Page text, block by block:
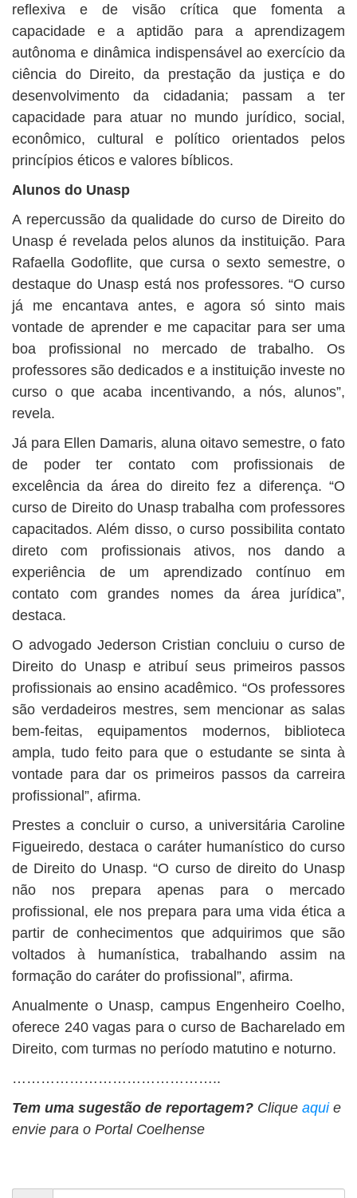
reflexiva e de visão crítica que fomenta a
capacidade e a aptidão para a aprendizagem
autônoma e dinâmica indispensável ao exercício da
ciência do Direito, da prestação da justiça e do
desenvolvimento da cidadania; passam a ter
capacidade para atuar no mundo jurídico, social,
econômico, cultural e político orientados pelos
princípios éticos e valores bíblicos.
Alunos do Unasp
A repercussão da qualidade do curso de Direito do
Unasp é revelada pelos alunos da instituição. Para
Rafaella Godoflite, que cursa o sexto semestre, o
destaque do Unasp está nos professores. “O curso
já me encantava antes, e agora só sinto mais
vontade de aprender e me capacitar para ser uma
boa profissional no mercado de trabalho. Os
professores são dedicados e a instituição investe no
curso o que acaba incentivando, a nós, alunos”,
revela.
Já para Ellen Damaris, aluna oitavo semestre, o fato
de poder ter contato com profissionais de
excelência da área do direito fez a diferença. “O
curso de Direito do Unasp trabalha com professores
capacitados. Além disso, o curso possibilita contato
direto com profissionais ativos, nos dando a
experiência de um aprendizado contínuo em
contato com grandes nomes da área jurídica”,
destaca.
O advogado Jederson Cristian concluiu o curso de
Direito do Unasp e atribuí seus primeiros passos
profissionais ao ensino acadêmico. “Os professores
são verdadeiros mestres, sem mencionar as salas
bem-feitas, equipamentos modernos, biblioteca
ampla, tudo feito para que o estudante se sinta à
vontade para dar os primeiros passos da carreira
profissional”, afirma.
Prestes a concluir o curso, a universitária Caroline
Figueiredo, destaca o caráter humanístico do curso
de Direito do Unasp. “O curso de direito do Unasp
não nos prepara apenas para o mercado
profissional, ele nos prepara para uma vida ética a
partir de conhecimentos que adquirimos que são
voltados à humanística, trabalhando assim na
formação do caráter do profissional”, afirma.
Anualmente o Unasp, campus Engenheiro Coelho,
oferece 240 vagas para o curso de Bacharelado em
Direito, com turmas no período matutino e noturno.
……………………………………..
Tem uma sugestão de reportagem? Clique aqui e
envie para o Portal Coelhense